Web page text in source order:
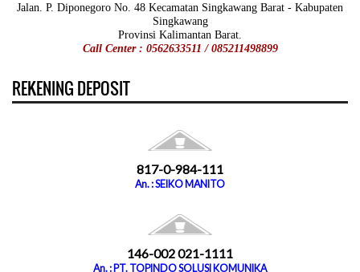
Jalan. P. Diponegoro No. 48 Kecamatan Singkawang Barat - Kabupaten
Singkawang
Provinsi Kalimantan Barat.
Call Center : 0562633511 / 085211498899
REKENING DEPOSIT
817-0-984-111
An. : SEIKO MANITO
146-002 021-1111
An. : PT. TOPINDO SOLUSI KOMUNIKA